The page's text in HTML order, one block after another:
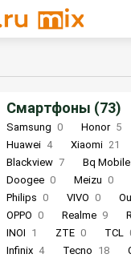
Смартфоны (73)
Samsung 0 Honor 5
Huawei 4 Xiaomi 21
Blackview 7 Bq Mobile
Doogee 0 Meizu 0
Philips 0 VIVO 0
OPPO 0 Realme 9
INOI 1 ZTE 0 TCL
Infinix 4 Tecno 18